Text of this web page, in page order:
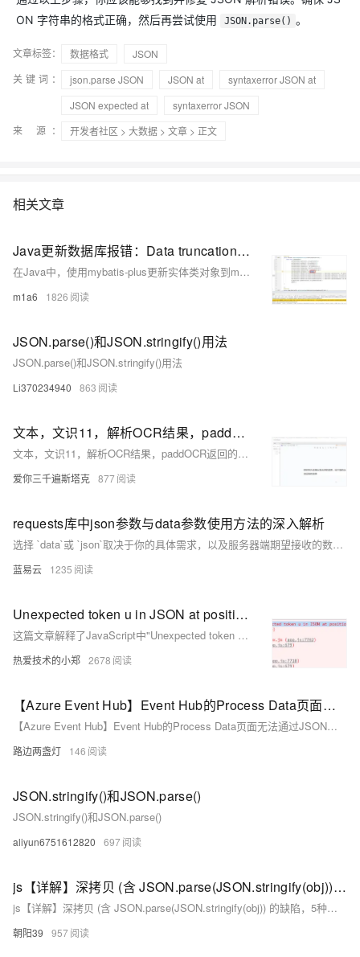
ON 字符串的格式正确，然后再尝试使用
JSON.parse() 。
文章标签： 数据格式
JSON
关键词：
json.parse JSON JSON at
syntaxerror JSON at
JSON expected at
syntaxerror JSON
来 源：
开发者社区 > 大数据 > 文章 > 正文
相关文章
Java更新数据库报错：Data truncation: Cannot create a JSON value from a string with CHARACTER SET 'binary'.
在Java中，使用mybatis-plus更新实体类对象到mysql，其中一个字段对应数据库中json数据类型，更新时报错：Data truncation: Cannot create a JSON value from a string with CHARACTER SET 'binary'.
m1a6 1826
JSON.parse()和JSON.stringify()用法
JSON.parse()和JSON.stringify()用法
Li370234940 863
文本，文识11，解析OCR结果，paddOCR返回的数据，接口返回的数据有code,data，OCR返回是JSON的数据，得到JSON数据先安装依赖，Base64转换工具网站在21.14
文本，文识11，解析OCR结果，paddOCR返回的数据，接口返回的数据有code,data，OCR返回是JSON的数据，得到JSON数据先安装依赖，Base64转换工具网站在21.14
爱你三千遍斯塔克 877
requests库中json参数与data参数使用方法的深入解析
选择 `data`或 `json`取决于你的具体需求，以及服务器端期望接收的数据格式。
蓝易云 1235
Unexpected token u in JSON at position 0
这篇文章解释了JavaScript中"Unexpected token u in JSON at position 0"错误的常见原因，通常是由于尝试解析undefined变量导致的，并建议检查是否有变量在JSON.parse()执行时未赋值或值为undefined。
热爱技术的小郑 2678
【Azure Event Hub】Event Hub的Process Data页面无法通过JSON格式预览数据
【Azure Event Hub】Event Hub的Process Data页面无法通过JSON格式预览数据
路边两盏灯 146
JSON.stringify()和JSON.parse()
JSON.stringify()和JSON.parse()
aliyun6751612820 697
js【详解】深拷贝 (含 JSON.parse(JSON.stringify(obj)) 的缺陷，5种手写深拷贝）
js【详解】深拷贝 (含 JSON.parse(JSON.stringify(obj)) 的缺陷，5种手写深拷贝）
朝阳39 957